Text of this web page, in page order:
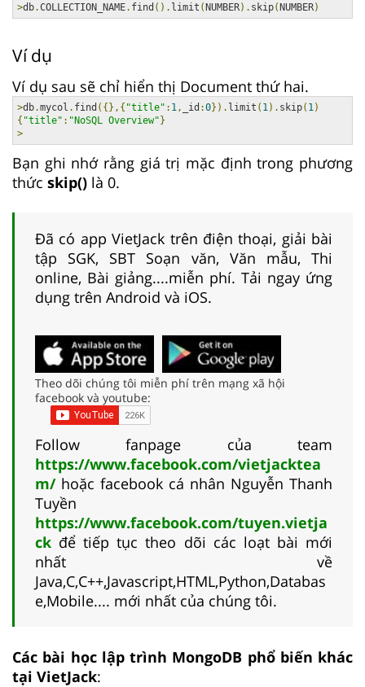
>db.COLLECTION_NAME. find (). limit (NUMBER). skip(NUMBER)
Ví dụ
Ví dụ sau sẽ chỉ hiển thị Document thứ hai.
>db.mycol . find ({},{ "title" : 1 , _id :0}). limit ( 1 ). skip( 1 )
{ "title" : "NoSQL Overview"}
>
Bạn ghi nhớ rằng giá trị mặc định trong phương
thức skip() là 0.
Đã có app VietJack trên điện thoại, giải bài
tập SGK, SBT Soạn văn, Văn mẫu, Thi
online, Bài giảng....miễn phí. Tải ngay ứng
dụng trên Android và iOS.
Theo dõi chúng tôi miễn phí trên mạng xã hội
facebook và youtube:
Follow fanpage của team
https://www.facebook.com/vietjacktea
m/ hoặc facebook cá nhân Nguyễn Thanh
Tuyền
https://www.facebook.com/tuyen.vietja
ck để tiếp tục theo dõi các loạt bài mới
nhất về
Java,C,C++,Javascript,HTML,Python,Databas
e,Mobile.... mới nhất của chúng tôi.
Các bài học lập trình MongoDB phổ biến khác
tại VietJack: